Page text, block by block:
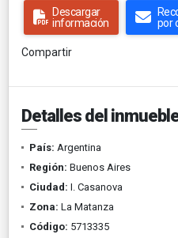
Descargar
información
por
Compartir
Detalles del
País: Argentina
Región: Buenos Aires
Ciudad: I. Casanova
Zona: La Matanza
Código: 5713335